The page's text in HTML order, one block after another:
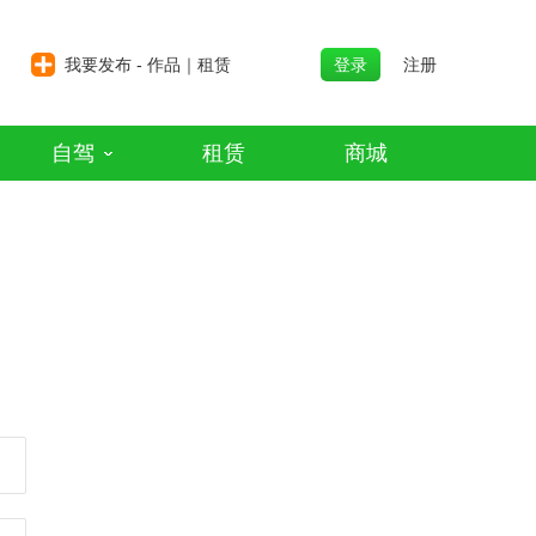
我要发布 - 作品｜租赁 注册
登录
自驾 租赁 商城